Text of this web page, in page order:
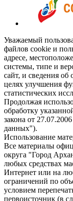
Уважаемый
файлов cookie и
адресе,
системы, типе и
сайт, и сведения об
целях улучшения
статистических
Продолжая
обработку
закона от
данных").
Использование
Все материалы
округа "Город
любых средствах
Интернет или на
ограничений по
условием
первоисточник (в